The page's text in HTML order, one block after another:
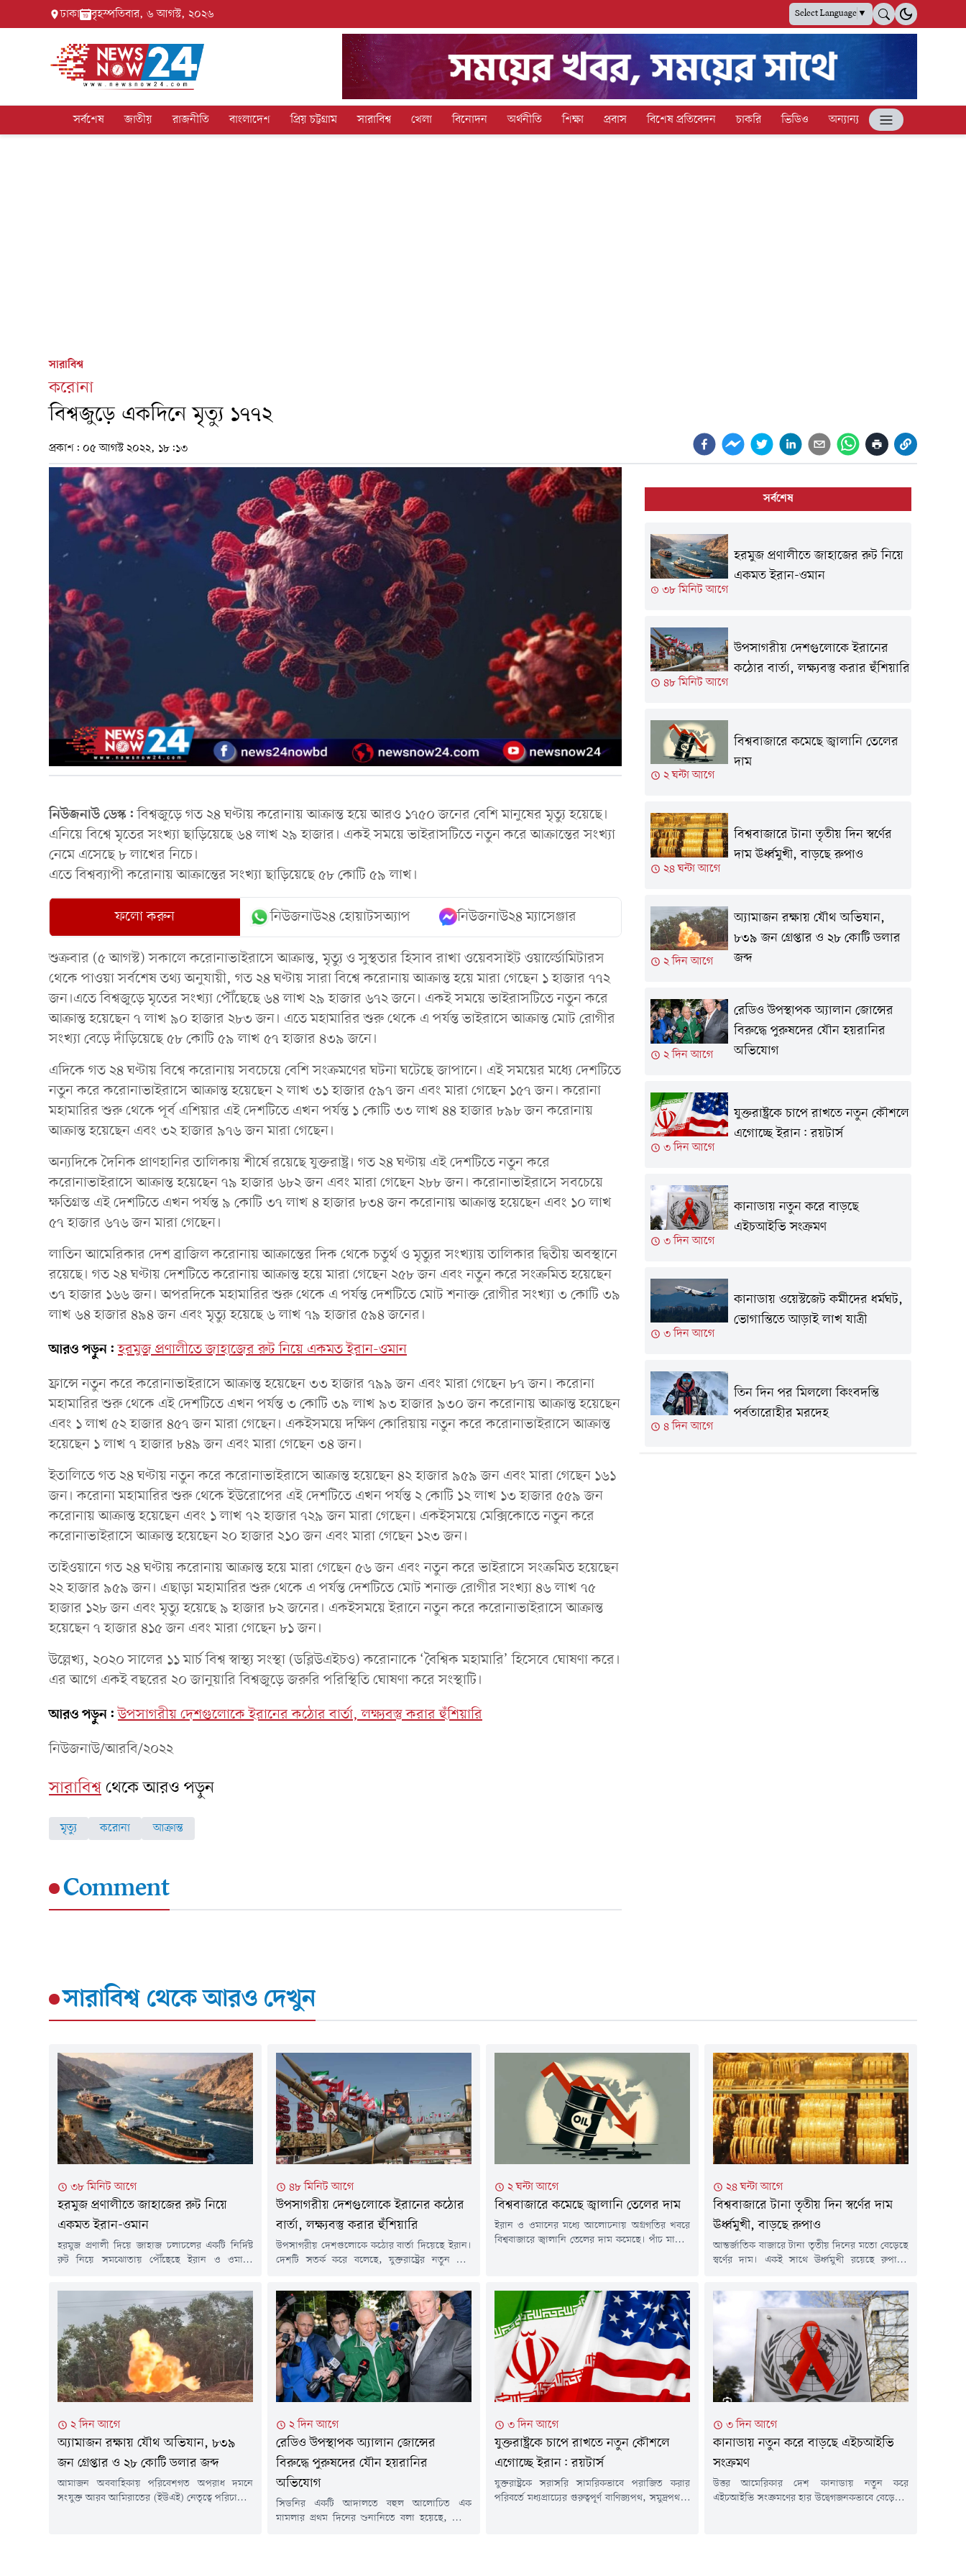
ঢাকা বৃহস্পতিবার, ৬ আগস্ট, ২০২৬ Select Language▼
সর্বশেষ জাতীয় রাজনীতি বাংলাদেশ প্রিয় চট্টগ্রাম সারাবিশ্ব খেলা বিনোদন অর্থনীতি শিক্ষা প্রবাস বিশেষ প্রতিবেদন চাকরি ভিডিও অন্যান্য
সারাবিশ্ব
করোনা
বিশ্বজুড়ে একদিনে মৃত্যু ১৭৭২
প্রকাশ: ০৫ আগস্ট ২০২২, ১৮:১৩
নিউজনাউ ডেস্ক:বিশ্বজুড়ে গত ২৪ ঘণ্টায় করোনায় আক্রান্ত হয়ে আরও ১৭৫০ জনের বেশি মানুষের মৃত্যু হয়েছে।
এনিয়ে বিশ্বে মৃতের সংখ্যা ছাড়িয়েছে ৬৪ লাখ ২৯ হাজার। একই সময়ে ভাইরাসটিতে নতুন করে আক্রান্তের সংখ্যা
নেমে এসেছে ৮ লাখের নিচে।
এতে বিশ্বব্যাপী করোনায় আক্রান্তের সংখ্যা ছাড়িয়েছে ৫৮ কোটি ৫৯ লাখ।
ফলো করুন নিউজনাউ২৪ হোয়াটসঅ্যাপ নিউজনাউ২৪ ম্যাসেঞ্জার
শুক্রবার (৫ আগস্ট) সকালে করোনাভাইরাসে আক্রান্ত, মৃত্যু ও সুস্থতার হিসাব রাখা ওয়েবসাইট ওয়ার্ল্ডোমিটারস
থেকে পাওয়া সর্বশেষ তথ্য অনুযায়ী, গত ২৪ ঘণ্টায় সারা বিশ্বে করোনায় আক্রান্ত হয়ে মারা গেছেন ১ হাজার ৭৭২
জন।এতে বিশ্বজুড়ে মৃতের সংখ্যা পৌঁছেছে ৬৪ লাখ ২৯ হাজার ৬৭২ জনে। একই সময়ে ভাইরাসটিতে নতুন করে
আক্রান্ত হয়েছেন ৭ লাখ ৯০ হাজার ২৮৩ জন। এতে মহামারির শুরু থেকে এ পর্যন্ত ভাইরাসে আক্রান্ত মোট রোগীর
সংখ্যা বেড়ে দাঁড়িয়েছে ৫৮ কোটি ৫৯ লাখ ৫৭ হাজার ৪৩৯ জনে।
এদিকে গত ২৪ ঘণ্টায় বিশ্বে করোনায় সবচেয়ে বেশি সংক্রমণের ঘটনা ঘটেছে জাপানে। এই সময়ের মধ্যে দেশটিতে
নতুন করে করোনাভাইরাসে আক্রান্ত হয়েছেন ২ লাখ ৩১ হাজার ৫৯৭ জন এবং মারা গেছেন ১৫৭ জন। করোনা
মহামারির শুরু থেকে পূর্ব এশিয়ার এই দেশটিতে এখন পর্যন্ত ১ কোটি ৩৩ লাখ ৪৪ হাজার ৮৯৮ জন করোনায়
আক্রান্ত হয়েছেন এবং ৩২ হাজার ৯৭৬ জন মারা গেছেন।
অন্যদিকে দৈনিক প্রাণহানির তালিকায় শীর্ষে রয়েছে যুক্তরাষ্ট্র। গত ২৪ ঘণ্টায় এই দেশটিতে নতুন করে
করোনাভাইরাসে আক্রান্ত হয়েছেন ৭৯ হাজার ৬৮২ জন এবং মারা গেছেন ২৮৮ জন। করোনাভাইরাসে সবচেয়ে
ক্ষতিগ্রস্ত এই দেশটিতে এখন পর্যন্ত ৯ কোটি ৩৭ লাখ ৪ হাজার ৮৩৪ জন করোনায় আক্রান্ত হয়েছেন এবং ১০ লাখ
৫৭ হাজার ৬৭৬ জন মারা গেছেন।
লাতিন আমেরিকার দেশ ব্রাজিল করোনায় আক্রান্তের দিক থেকে চতুর্থ ও মৃত্যুর সংখ্যায় তালিকার দ্বিতীয় অবস্থানে
রয়েছে। গত ২৪ ঘণ্টায় দেশটিতে করোনায় আক্রান্ত হয়ে মারা গেছেন ২৫৮ জন এবং নতুন করে সংক্রমিত হয়েছেন
৩৭ হাজার ১৬৬ জন। অপরদিকে মহামারির শুরু থেকে এ পর্যন্ত দেশটিতে মোট শনাক্ত রোগীর সংখ্যা ৩ কোটি ৩৯
লাখ ৬৪ হাজার ৪৯৪ জন এবং মৃত্যু হয়েছে ৬ লাখ ৭৯ হাজার ৫৯৪ জনের।
আরও পড়ুন: হরমুজ প্রণালীতে জাহাজের রুট নিয়ে একমত ইরান-ওমান
ফ্রান্সে নতুন করে করোনাভাইরাসে আক্রান্ত হয়েছেন ৩৩ হাজার ৭৯৯ জন এবং মারা গেছেন ৮৭ জন। করোনা
মহামারির শুরু থেকে এই দেশটিতে এখন পর্যন্ত ৩ কোটি ৩৯ লাখ ৯৩ হাজার ৯৩০ জন করোনায় আক্রান্ত হয়েছেন
এবং ১ লাখ ৫২ হাজার ৪৫৭ জন মারা গেছেন। একইসময়ে দক্ষিণ কোরিয়ায় নতুন করে করোনাভাইরাসে আক্রান্ত
হয়েছেন ১ লাখ ৭ হাজার ৮৪৯ জন এবং মারা গেছেন ৩৪ জন।
ইতালিতে গত ২৪ ঘণ্টায় নতুন করে করোনাভাইরাসে আক্রান্ত হয়েছেন ৪২ হাজার ৯৫৯ জন এবং মারা গেছেন ১৬১
জন। করোনা মহামারির শুরু থেকে ইউরোপের এই দেশটিতে এখন পর্যন্ত ২ কোটি ১২ লাখ ১৩ হাজার ৫৫৯ জন
করোনায় আক্রান্ত হয়েছেন এবং ১ লাখ ৭২ হাজার ৭২৯ জন মারা গেছেন। একইসময়ে মেক্সিকোতে নতুন করে
করোনাভাইরাসে আক্রান্ত হয়েছেন ২০ হাজার ২১০ জন এবং মারা গেছেন ১২৩ জন।
তাইওয়ানে গত ২৪ ঘণ্টায় করোনায় আক্রান্ত হয়ে মারা গেছেন ৫৬ জন এবং নতুন করে ভাইরাসে সংক্রমিত হয়েছেন
২২ হাজার ৯৫৯ জন। এছাড়া মহামারির শুরু থেকে এ পর্যন্ত দেশটিতে মোট শনাক্ত রোগীর সংখ্যা ৪৬ লাখ ৭৫
হাজার ১২৮ জন এবং মৃত্যু হয়েছে ৯ হাজার ৮২ জনের। একইসময়ে ইরানে নতুন করে করোনাভাইরাসে আক্রান্ত
হয়েছেন ৭ হাজার ৪১৫ জন এবং মারা গেছেন ৮১ জন।
উল্লেখ্য, ২০২০ সালের ১১ মার্চ বিশ্ব স্বাস্থ্য সংস্থা (ডব্লিউএইচও) করোনাকে ‘বৈশ্বিক মহামারি’ হিসেবে ঘোষণা করে।
এর আগে একই বছরের ২০ জানুয়ারি বিশ্বজুড়ে জরুরি পরিস্থিতি ঘোষণা করে সংস্থাটি।
আরও পড়ুন: উপসাগরীয় দেশগুলোকে ইরানের কঠোর বার্তা, লক্ষ্যবস্তু করার হুঁশিয়ারি
নিউজনাউ/আরবি/২০২২
সারাবিশ্বথেকে আরও পড়ুন
মৃত্যু করোনা আক্রান্ত
Comment
সর্বশেষ
৩৮ মিনিট আগে
হরমুজ প্রণালীতে জাহাজের রুট নিয়ে
একমত ইরান-ওমান
৪৮ মিনিট আগে
উপসাগরীয় দেশগুলোকে ইরানের
কঠোর বার্তা, লক্ষ্যবস্তু করার হুঁশিয়ারি
২ ঘন্টা আগে
বিশ্ববাজারে কমেছে জ্বালানি তেলের
দাম
২৪ ঘন্টা আগে
বিশ্ববাজারে টানা তৃতীয় দিন স্বর্ণের
দাম ঊর্ধ্বমুখী, বাড়ছে রুপাও
২ দিন আগে
অ্যামাজন রক্ষায় যৌথ অভিযান,
৮৩৯ জন গ্রেপ্তার ও ২৮ কোটি ডলার
জব্দ
২ দিন আগে
রেডিও উপস্থাপক অ্যালান জোন্সের
বিরুদ্ধে পুরুষদের যৌন হয়রানির
অভিযোগ
৩ দিন আগে
যুক্তরাষ্ট্রকে চাপে রাখতে নতুন কৌশলে
এগোচ্ছে ইরান: রয়টার্স
৩ দিন আগে
কানাডায় নতুন করে বাড়ছে
এইচআইভি সংক্রমণ
৩ দিন আগে
কানাডায় ওয়েস্টজেট কর্মীদের ধর্মঘট,
ভোগান্তিতে আড়াই লাখ যাত্রী
৪ দিন আগে
তিন দিন পর মিললো কিংবদন্তি
পর্বতারোহীর মরদেহ
সারাবিশ্ব থেকে আরও দেখুন
৩৮ মিনিট আগে
হরমুজ প্রণালীতে জাহাজের রুট নিয়ে
একমত ইরান-ওমান
হরমুজ প্রণালী দিয়ে জাহাজ চলাচলের একটি নির্দিষ্ট
রুট নিয়ে সমঝোতায় পৌঁছেছে ইরান ও ওমান।
সংশ্লিষ্টতা নেই। তবে মার্কিন প্রেসিডেন্ট ডোনাল্ড ট্রাম্প
দাবি করেছেন যে যুক্তরাষ্ট্রের সঙ্গে হরমুজ নিয়ে
আলোচনা বেশ ভালোভাবে এগোচ্ছে।বুধবার (৫
আগস্ট) ইরান ও ওমান প্রণালীটির মধ্য দিয়ে প্রস্তাবিত
শিপিং রুটের...
৪৮ মিনিট আগে
উপসাগরীয় দেশগুলোকে ইরানের কঠোর
বার্তা, লক্ষ্যবস্তু করার হুঁশিয়ারি
উপসাগরীয় দেশগুলোকে কঠোর বার্তা দিয়েছে ইরান।
দেশটি সতর্ক করে বলেছে, যুক্তরাষ্ট্রের নতুন করে
গুরুত্বপূর্ণ জ্বালানি অবকাঠামোকে লক্ষ্যবস্তু করা হবে।
সংশ্লিষ্ট পাঁচটি সূত্রের বরাতে বুধবার (৫ আগস্ট) বার্তা
সংস্থা রয়টার্সের এক প্রতিবেদনে এ তথ্য জানানো
হয়েছে।সূত্রগুলো জানিয়েছে, ২৮ জুলাই মার্কিন
প্রেসিডেন্ট ডোনাল্ড ট্রাম্প ইরানের জ্বালানি
নেটওয়ার্ক...
২ ঘন্টা আগে
বিশ্ববাজারে কমেছে জ্বালানি তেলের দাম
ইরান ও ওমানের মধ্যে আলোচনায় অগ্রগতির খবরে
বিশ্ববাজারে জ্বালানি তেলের দাম কমেছে। পাঁচ মাসের
করছেন বিনিয়োগকারীরা।বার্তাসংস্থা রয়টার্সের
প্রতিবেদনে বলা হয়েছে, বৃহস্পতিবার (৬ আগস্ট) ব্রেন্ট
ক্রুডের দাম ৩৭ সেন্ট...
২৪ ঘন্টা আগে
বিশ্ববাজারে টানা তৃতীয় দিন স্বর্ণের দাম
ঊর্ধ্বমুখী, বাড়ছে রুপাও
আন্তর্জাতিক বাজারে টানা তৃতীয় দিনের মতো বেড়েছে
স্বর্ণের দাম। একই সাথে ঊর্ধ্বমুখী রয়েছে রুপাসহ
কিছুটা দুর্বল হওয়া এবং তেলের দাম কমে আসার
প্রভাবে স্বর্ণের বাজারে এই ঊর্ধ্বগতি দেখা গেছে।
এদিকে যুক্তরাষ্ট্রের সুদের হার নিয়ে ভবিষ্যৎ সিদ্ধান্তের
ইঙ্গিত পেতে বিনিয়োগকারীদের নজর এখন দেশটির
আসন্ন...
২ দিন আগে
অ্যামাজন রক্ষায় যৌথ অভিযান, ৮৩৯
জন গ্রেপ্তার ও ২৮ কোটি ডলার জব্দ
আমাজন অববাহিকায় পরিবেশগত অপরাধ দমনে
সংযুক্ত আরব আমিরাতের (ইউএই) নেতৃত্বে পরিচালিত
২ দিন আগে
রেডিও উপস্থাপক অ্যালান জোন্সের
বিরুদ্ধে পুরুষদের যৌন হয়রানির
অভিযোগ
সিডনির একটি আদালতে বহুল আলোচিত এক
মামলার প্রথম দিনের শুনানিতে বলা হয়েছে, জ্যেষ্ঠ
৩ দিন আগে
যুক্তরাষ্ট্রকে চাপে রাখতে নতুন কৌশলে
এগোচ্ছে ইরান: রয়টার্স
যুক্তরাষ্ট্রকে সরাসরি সামরিকভাবে পরাজিত করার
পরিবর্তে মধ্যপ্রাচ্যের গুরুত্বপূর্ণ বাণিজ্যপথ, সমুদ্রপথ ও
৩ দিন আগে
কানাডায় নতুন করে বাড়ছে এইচআইভি
সংক্রমণ
উত্তর আমেরিকার দেশ কানাডায় নতুন করে
এইচআইভি সংক্রমণের হার উদ্বেগজনকভাবে বেড়েছে।